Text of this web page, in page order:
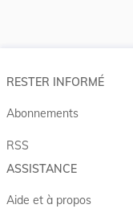
RESTER INFORMÉ
Abonnements
RSS
ASSISTANCE
Aide et à propos